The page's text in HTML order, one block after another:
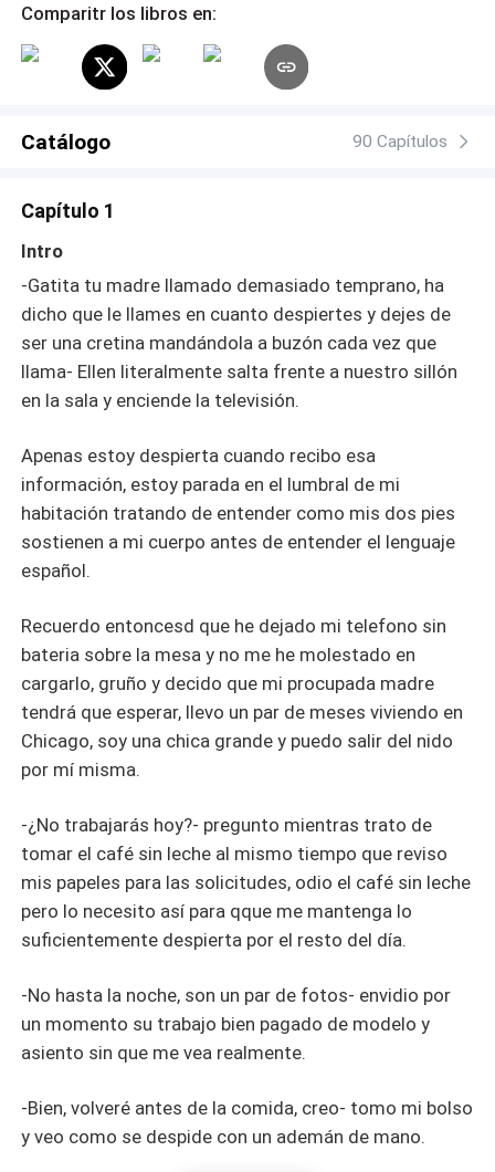
Comparitr los libros en:
Catálogo 90 Capítulos
Capítulo 1
Intro
-Gatita tu madre llamado demasiado temprano, ha
dicho que le llames en cuanto despiertes y dejes de
ser una cretina mandándola a buzón cada vez que
llama- Ellen literalmente salta frente a nuestro sillón
en la sala y enciende la televisión.
Apenas estoy despierta cuando recibo esa
información, estoy parada en el lumbral de mi
habitación tratando de entender como mis dos pies
sostienen a mi cuerpo antes de entender el lenguaje
español.
Recuerdo entoncesd que he dejado mi telefono sin
bateria sobre la mesa y no me he molestado en
cargarlo, gruño y decido que mi procupada madre
tendrá que esperar, llevo un par de meses viviendo en
Chicago, soy una chica grande y puedo salir del nido
por mí misma.
-¿No trabajarás hoy?- pregunto mientras trato de
tomar el café sin leche al mismo tiempo que reviso
mis papeles para las solicitudes, odio el café sin leche
pero lo necesito así para qque me mantenga lo
suficientemente despierta por el resto del día.
-No hasta la noche, son un par de fotos- envidio por
un momento su trabajo bien pagado de modelo y
asiento sin que me vea realmente.
-Bien, volveré antes de la comida, creo- tomo mi bolso
y veo como se despide con un ademán de mano.